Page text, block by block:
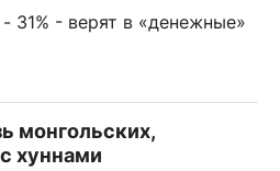
31% - верят в «денежные»
монгольских,
хуннами